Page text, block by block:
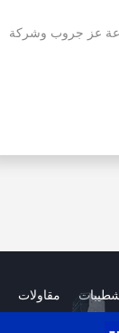
عز جروب وشركة
مقاولات